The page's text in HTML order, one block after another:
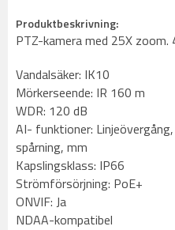
Produktbeskrivning:
PTZ-kamera med 25X zoom.
Vandalsäker: IK10
Mörkerseende: IR 160 m
WDR: 120 dB
AI- funktioner:
spårning, mm
Kapslingsklass: IP66
Strömförsörjning: PoE+
ONVIF: Ja
NDAA-kompatibel